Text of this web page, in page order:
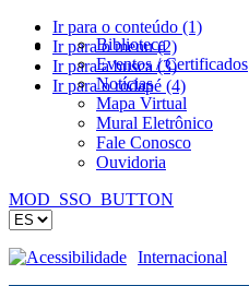
Ir para o conteúdo (1)
Ir para o menu (2)
Ir para a busca (3)
Ir para o rodapé (4)
Biblioteca
Eventos / Certificados
Notícias
Mapa Virtual
Mural Eletrônico
Fale Conosco
Ouvidoria
MOD_SSO_BUTTON
Acessibilidade Internacional